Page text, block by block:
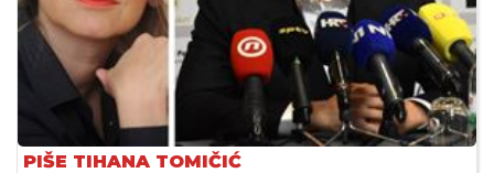
PIŠE TIHANA TOMIČIĆ